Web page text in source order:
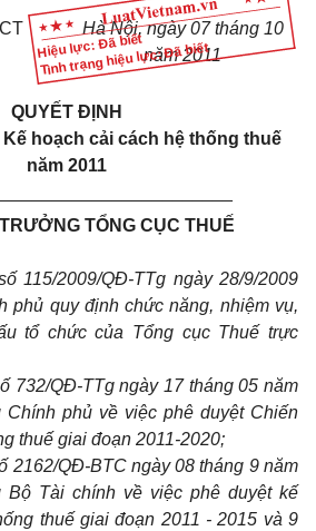
Hiệu lực: Đã biết
Tình trạng hiệu lực: Đã biết
Hà Nội, ngày 07 tháng 10
năm 2011
QUYẾT ĐỊNH
hoạch cải cách hệ thống thuế
năm 2011
TỔNG CỤC THUẾ
115/2009/QĐ-TTg ngày 28/9/2009
phủ quy định chức năng, nhiệm vụ,
tổ chức của Tổng cục Thuế trực
732/QĐ-TTg ngày 17 tháng 05 năm
Chính phủ về việc phê duyệt Chiến
thuế giai đoạn 2011-2020;
2162/QĐ-BTC ngày 08 tháng 9 năm
Bộ Tài chính về việc phê duyệt kế
thuế giai đoạn 2011 - 2015 và 9